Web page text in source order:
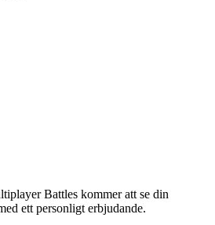
Battles kommer att se din
ett personligt erbjudande.